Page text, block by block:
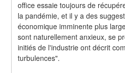
office essaie toujours de
la pandémie, et il y a des
économique imminente plus
sont naturellement anxieux, se
initiés de l'industrie ont décrit
turbulences".